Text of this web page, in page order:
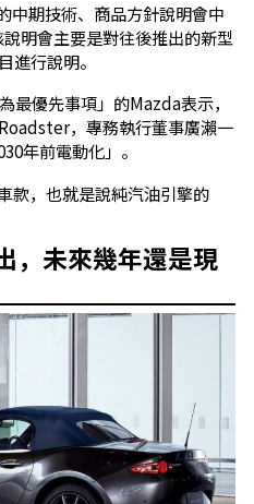
中期技術、商品方針說明會中
明會主要是對往後推出的新型
進行說明。
最優先事項」的Mazda表示，
，專務執行董事廣瀨一
年前電動化」。
款，也就是說純汽油引擎的
，未來幾年還是現